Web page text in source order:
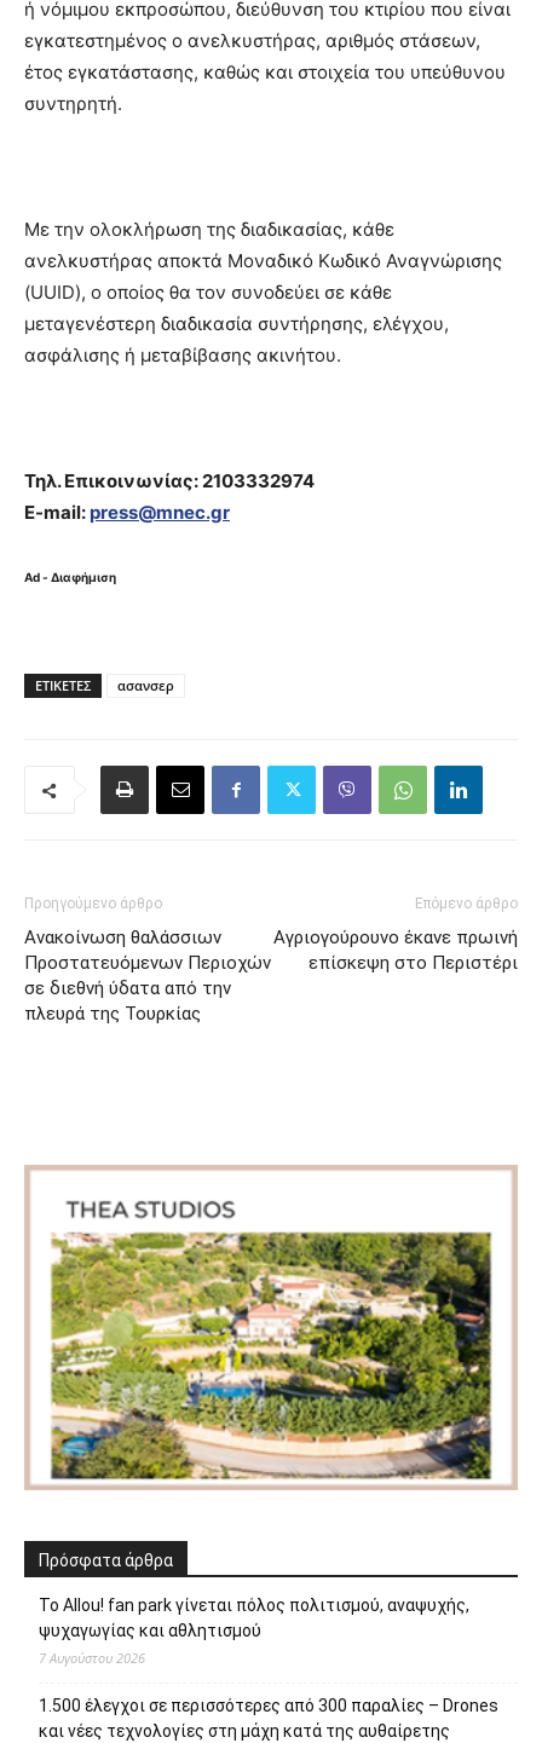
ή νόμιμου εκπροσώπου, διεύθυνση του κτιρίου που είναι
εγκατεστημένος ο ανελκυστήρας, αριθμός στάσεων,
έτος εγκατάστασης, καθώς και στοιχεία του υπεύθυνου
συντηρητή.
Με την ολοκλήρωση της διαδικασίας, κάθε
ανελκυστήρας αποκτά Μοναδικό Κωδικό Αναγνώρισης
(UUID), ο οποίος θα τον συνοδεύει σε κάθε
μεταγενέστερη διαδικασία συντήρησης, ελέγχου,
ασφάλισης ή μεταβίβασης ακινήτου.
Τηλ. Επικοινωνίας: 2103332974
E-mail: press@mnec.gr
Ad - Διαφήμιση
ΕΤΙΚΈΤΕΣ ασανσερ
Προηγούμενο άρθρο
Ανακοίνωση θαλάσσιων
Προστατευόμενων Περιοχών
σε διεθνή ύδατα από την
πλευρά της Τουρκίας
Επόμενο άρθρο
Αγριογούρουνο έκανε πρωινή
επίσκεψη στο Περιστέρι
Πρόσφατα άρθρα
Το Allou! fan park γίνεται πόλος πολιτισμού, αναψυχής,
ψυχαγωγίας και αθλητισμού
7 Αυγούστου 2026
1.500 έλεγχοι σε περισσότερες από 300 παραλίες – Drones
και νέες τεχνολογίες στη μάχη κατά της αυθαίρετης